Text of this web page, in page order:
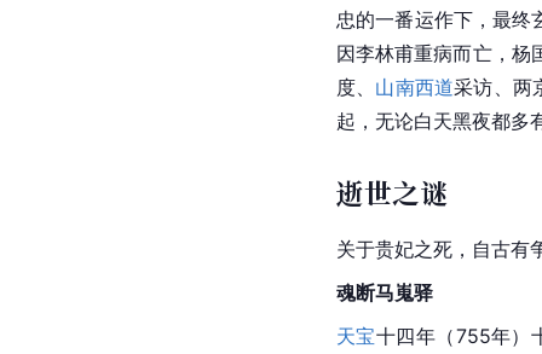
忠的一番运作下，最终
因李林甫重病而亡， 杨
度、 山南西道采访、两
起，无论白天黑夜都多
逝世之谜
关于贵妃之死，自古有
魂断马嵬驿
天宝十四年（755年）